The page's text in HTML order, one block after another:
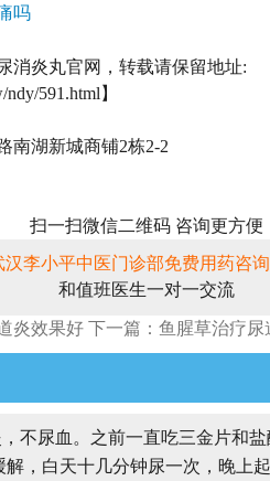
吗
消炎丸官网，转载请保留地址:
591.html】
南湖新城商铺2栋2-2
扫一扫微信二维码 咨询更方便
汉李小平中医门诊部免费用药咨
和值班医生一对一交流
炎效果好 下一篇：鱼腥草治疗
不尿血。之前一直吃三金片和
，白天十几分钟尿一次，晚上